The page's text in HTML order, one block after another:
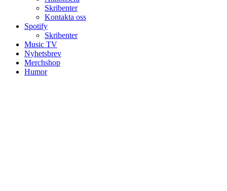
Skribenter
Kontakta oss
Spotify
Skribenter
Music TV
Nyhetsbrev
Merchshop
Humor